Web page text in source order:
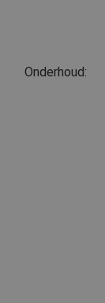
Onderhoud: